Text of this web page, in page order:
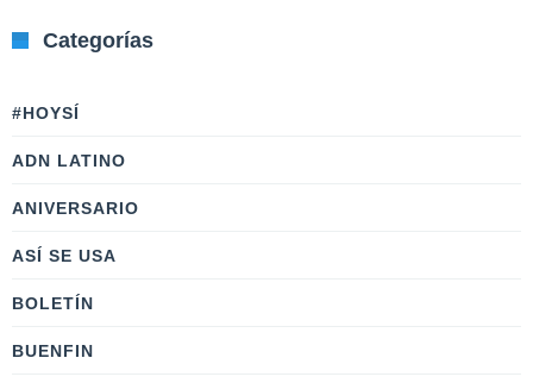
Categorías
#HOYSÍ
ADN LATINO
ANIVERSARIO
ASÍ SE USA
BOLETÍN
BUENFIN